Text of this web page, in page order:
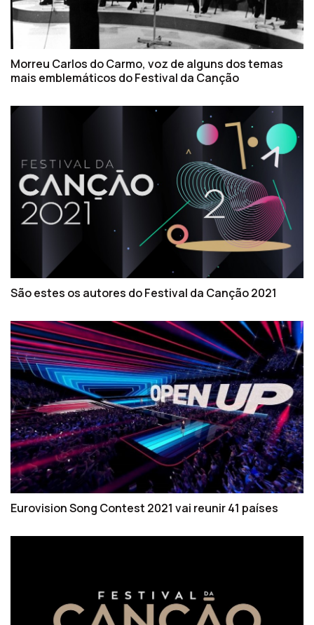
Morreu Carlos do Carmo, voz de alguns dos temas
mais emblemáticos do Festival da Canção
São estes os autores do Festival da Canção 2021
Eurovision Song Contest 2021 vai reunir 41 países